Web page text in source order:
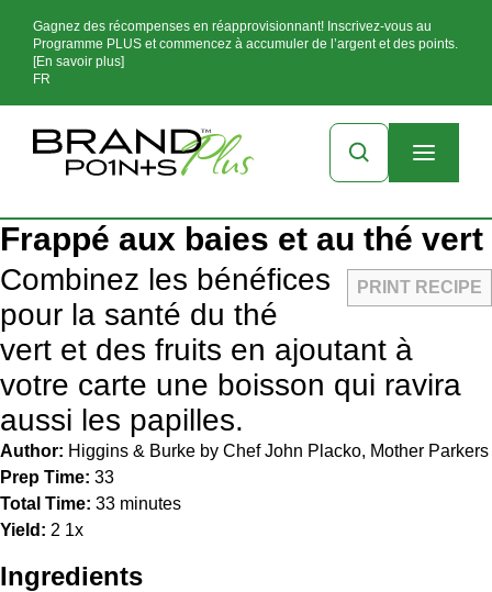
Gagnez des récompenses en réapprovisionnant! Inscrivez-vous au
Programme PLUS et commencez à accumuler de l’argent et des points.
[En savoir plus]
FR
Frappé aux baies et au thé vert
PRINT RECIPE
Combinez les bénéfices
pour la santé du thé
vert et des fruits en ajoutant à
votre carte une boisson qui ravira
aussi les papilles.
Author: Higgins & Burke by Chef John Placko, Mother Parkers
Prep Time: 33
Total Time: 33 minutes
Yield: 2 1x
Ingredients